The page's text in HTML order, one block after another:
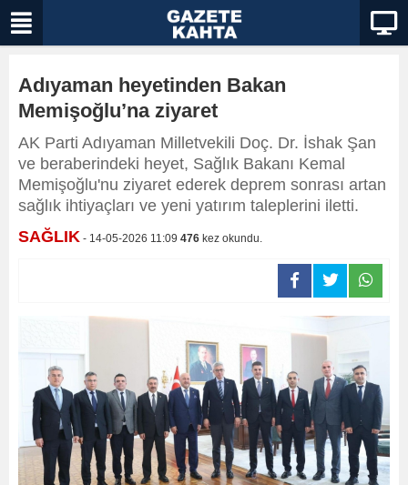
Adıyaman heyetinden Bakan
Memişoğlu’na ziyaret
AK Parti Adıyaman Milletvekili Doç. Dr. İshak Şan
ve beraberindeki heyet, Sağlık Bakanı Kemal
Memişoğlu'nu ziyaret ederek deprem sonrası artan
sağlık ihtiyaçları ve yeni yatırım taleplerini iletti.
SAĞLIK - 14-05-2026 11:09 476 kez okundu.